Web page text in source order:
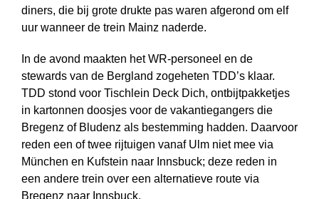
diners, die bij grote drukte pas waren afgerond om elf
uur wanneer de trein Mainz naderde.
In de avond maakten het WR-personeel en de
stewards van de Bergland zogeheten TDD’s klaar.
TDD stond voor Tischlein Deck Dich, ontbijtpakketjes
in kartonnen doosjes voor de vakantiegangers die
Bregenz of Bludenz als bestemming hadden. Daarvoor
reden een of twee rijtuigen vanaf Ulm niet mee via
München en Kufstein naar Innsbuck; deze reden in
een andere trein over een alternatieve route via
Bregenz naar Innsbuck.